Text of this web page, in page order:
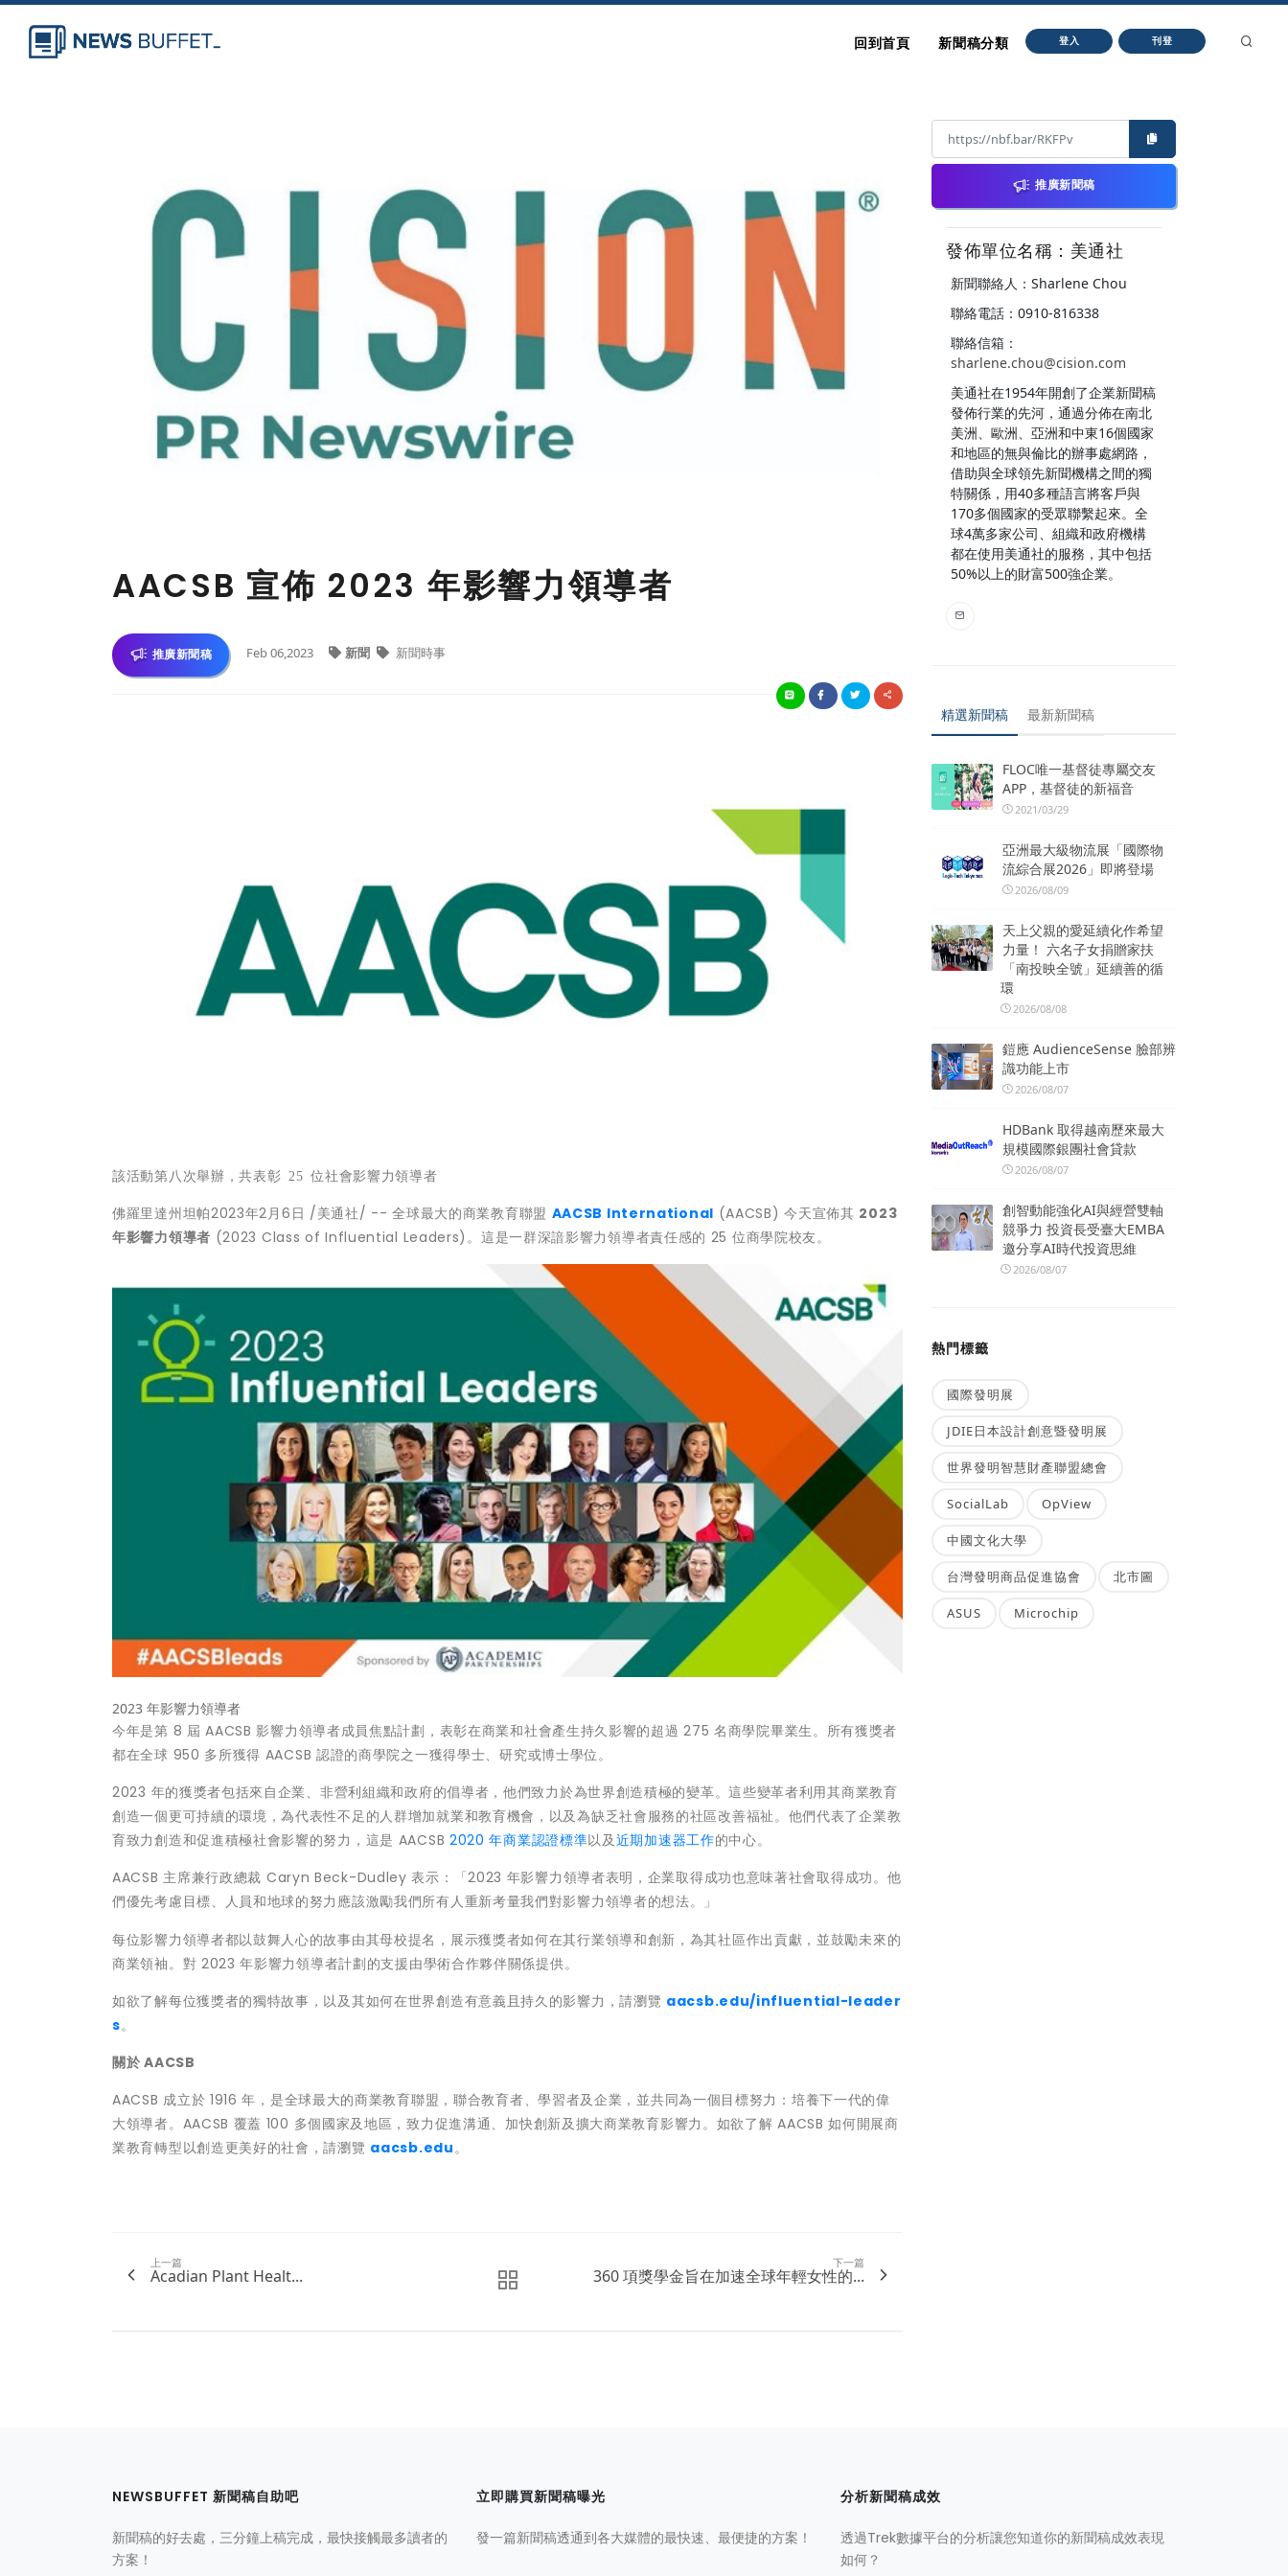
回到首頁 新聞稿分類 登入 刊登
AACSB 宣佈 2023 年影響力領導者
推廣新聞稿 Feb 06,2023 新聞 新聞時事
該活動第八次舉辦，共表彰 25位社會影響力領導者
佛羅里達州坦帕2023年2月6日 /美通社/ -- 全球最大的商業教育聯盟 AACSB International (AACSB) 今天宣佈其 2023
年影響力領導者 (2023 Class of Influential Leaders)。這是一群深諳影響力領導者責任感的 25 位商學院校友。
2023 年影響力領導者
今年是第 8 屆 AACSB 影響力領導者成員焦點計劃，表彰在商業和社會產生持久影響的超過 275 名商學院畢業生。所有獲獎者
都在全球 950 多所獲得 AACSB 認證的商學院之一獲得學士、研究或博士學位。
2023 年的獲獎者包括來自企業、非營利組織和政府的倡導者，他們致力於為世界創造積極的變革。這些變革者利用其商業教育
創造一個更可持續的環境，為代表性不足的人群增加就業和教育機會，以及為缺乏社會服務的社區改善福祉。他們代表了企業教
育致力創造和促進積極社會影響的努力，這是 AACSB 2020 年商業認證標準以及近期加速器工作的中心。
AACSB 主席兼行政總裁 Caryn Beck-Dudley 表示：「2023 年影響力領導者表明，企業取得成功也意味著社會取得成功。他
們優先考慮目標、人員和地球的努力應該激勵我們所有人重新考量我們對影響力領導者的想法。」
每位影響力領導者都以鼓舞人心的故事由其母校提名，展示獲獎者如何在其行業領導和創新，為其社區作出貢獻，並鼓勵未來的
商業領袖。對 2023 年影響力領導者計劃的支援由學術合作夥伴關係提供。
如欲了解每位獲獎者的獨特故事，以及其如何在世界創造有意義且持久的影響力，請瀏覽 aacsb.edu/influential-leader
s。
關於 AACSB
AACSB 成立於 1916 年，是全球最大的商業教育聯盟，聯合教育者、學習者及企業，並共同為一個目標努力：培養下一代的偉
大領導者。AACSB 覆蓋 100 多個國家及地區，致力促進溝通、加快創新及擴大商業教育影響力。如欲了解 AACSB 如何開展商
業教育轉型以創造更美好的社會，請瀏覽 aacsb.edu。
上一篇
Acadian Plant Healt...
下一篇
360 項獎學金旨在加速全球年輕女性的...
推廣新聞稿
發佈單位名稱：美通社
新聞聯絡人：Sharlene Chou
聯絡電話：0910-816338
聯絡信箱：
sharlene.chou@cision.com
美通社在1954年開創了企業新聞稿
發佈行業的先河，通過分佈在南北
美洲、歐洲、亞洲和中東16個國家
和地區的無與倫比的辦事處網路，
借助與全球領先新聞機構之間的獨
特關係，用40多種語言將客戶與
170多個國家的受眾聯繫起來。全
球4萬多家公司、組織和政府機構
都在使用美通社的服務，其中包括
50%以上的財富500強企業。
精選新聞稿 最新新聞稿
FLOC唯一基督徒專屬交友
APP，基督徒的新福音
2021/03/29
亞洲最大級物流展「國際物
流綜合展2026」即將登場
2026/08/09
天上父親的愛延續化作希望
力量！ 六名子女捐贈家扶
「南投映全號」延續善的循
環
2026/08/08
鎧應 AudienceSense 臉部辨
識功能上市
2026/08/07
HDBank 取得越南歷來最大
規模國際銀團社會貸款
2026/08/07
創智動能強化AI與經營雙軸
競爭力 投資長受臺大EMBA
邀分享AI時代投資思維
2026/08/07
熱門標籤
國際發明展
JDIE日本設計創意暨發明展
世界發明智慧財產聯盟總會
SocialLab OpView
中國文化大學
台灣發明商品促進協會 北市圖
ASUS Microchip
NEWSBUFFET 新聞稿自助吧
新聞稿的好去處，三分鐘上稿完成，最快接觸最多讀者的
方案！
立即購買新聞稿曝光
發一篇新聞稿透通到各大媒體的最快速、最便捷的方案！
分析新聞稿成效
透過Trek數據平台的分析讓您知道你的新聞稿成效表現
如何？